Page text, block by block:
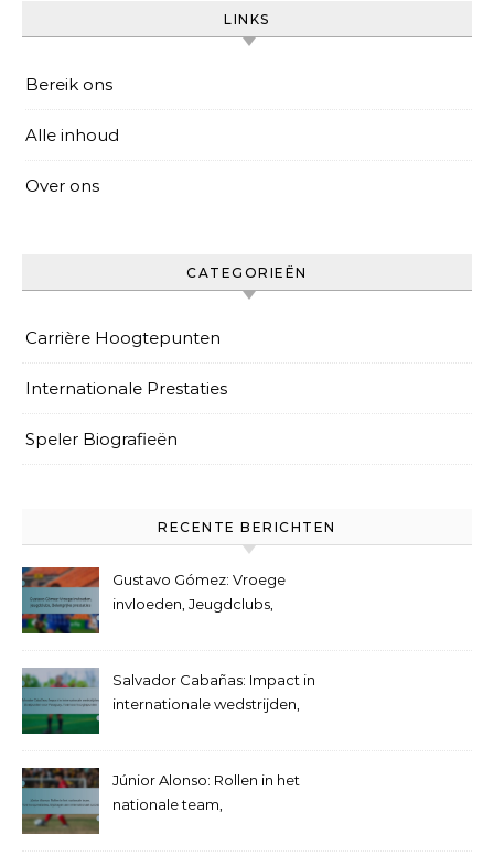
LINKS
Bereik ons
Alle inhoud
Over ons
CATEGORIEËN
Carrière Hoogtepunten
Internationale Prestaties
Speler Biografieën
RECENTE BERICHTEN
Gustavo Gómez: Vroege
invloeden, Jeugdclubs,
Salvador Cabañas: Impact in
internationale wedstrijden,
Júnior Alonso: Rollen in het
nationale team,